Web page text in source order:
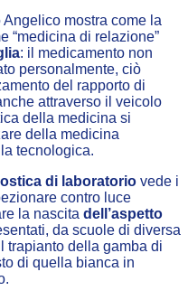
mostra come la
“medicina di relazione”
: il medicamento non
personalmente, ciò
del rapporto di
attraverso il veicolo
della medicina si
della medicina
tecnologica.
di laboratorio vede i
contro luce
la nascita dell’aspetto
da scuole di diversa
trapianto della gamba di
di quella bianca in